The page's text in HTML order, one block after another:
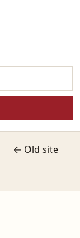
← Old site